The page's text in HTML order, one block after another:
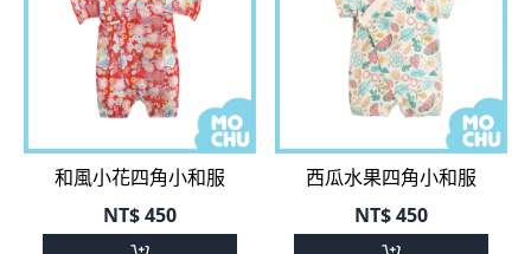
和風小花四角小和服
NT$450
西瓜水果四角小和服
NT$450